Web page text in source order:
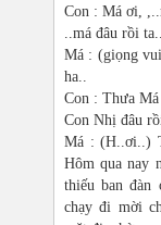
Con : Má ơi,
..má đâu rồi
Má : (giọng
ha..
Con : Thưa
Con Nhị đâu
Má : (H..ơi..)
Hôm qua nay
thiếu ban đàn
chạy đi mời